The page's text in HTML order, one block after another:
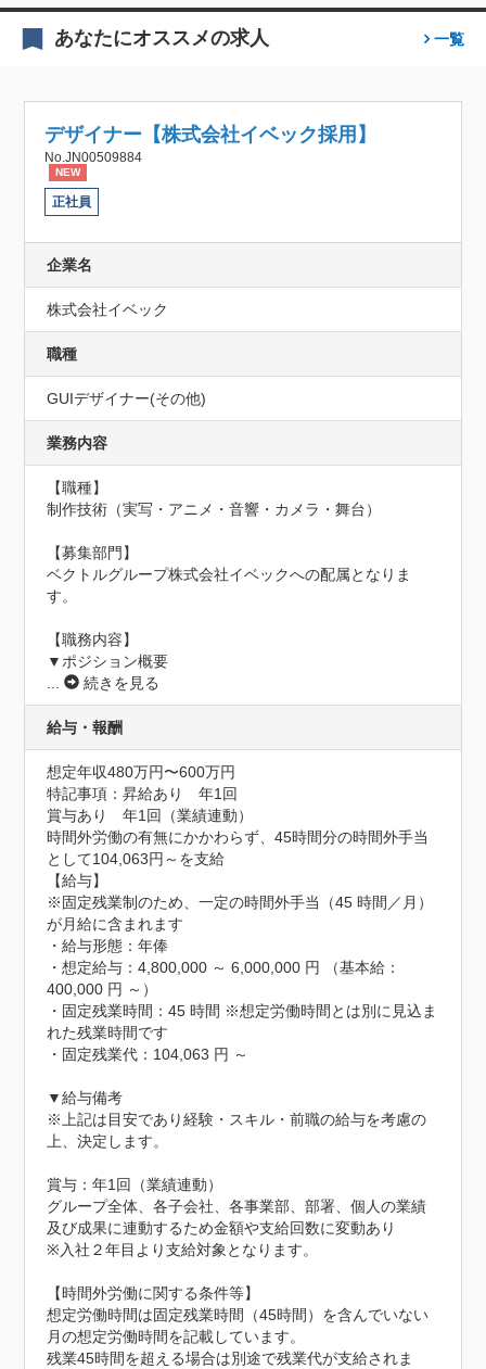
あなたにオススメの求人 一覧
デザイナー【株式会社イベック採用】
No.JN00509884
NEW
正社員
企業名
株式会社イベック
職種
GUIデザイナー(その他)
業務内容
【職種】
制作技術（実写・アニメ・音響・カメラ・舞台）
【募集部門】
ベクトルグループ株式会社イベックへの配属となりま
す。
【職務内容】
...
続きを見る
給与・報酬
想定年収480万円〜600万円
特記事項：昇給あり　年1回
賞与あり　年1回（業績連動）
時間外労働の有無にかかわらず、45時間分の時間外手当
として104,063円～を支給
【給与】
※固定残業制のため、一定の時間外手当（45 時間／月）
が月給に含まれます
・給与形態：年俸
・想定給与：4,800,000 ～ 6,000,000 円 （基本給：
400,000 円 ～）
・固定残業時間：45 時間 ※想定労働時間とは別に見込ま
れた残業時間です
・固定残業代：104,063 円 ～
▼給与備考
※上記は目安であり経験・スキル・前職の給与を考慮の
上、決定します。
賞与：年1回（業績連動）
グループ全体、各子会社、各事業部、部署、個人の業績
及び成果に連動するため金額や支給回数に変動あり
※入社２年目より支給対象となります。
【時間外労働に関する条件等】
想定労働時間は固定残業時間（45時間）を含んでいない
月の想定労働時間を記載しています。
残業45時間を超える場合は別途で残業代が支給されま